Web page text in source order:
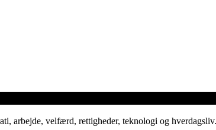
arbejde, velfærd, rettigheder, teknologi og hverdagsliv.